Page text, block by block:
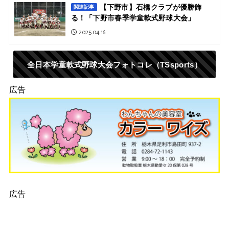
関連記事
【下野市】石橋クラブが優勝飾
る！「下野市春季学童軟式野球大会」
2025.04.16
全日本学童軟式野球大会フォトコレ（TSsports）
広告
広告